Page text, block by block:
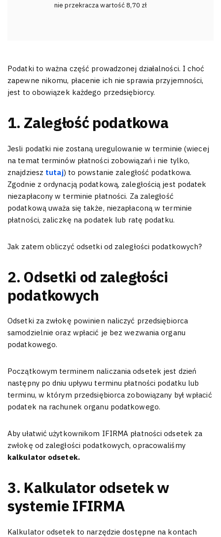
nie przekracza wartość 8,70 zł
Podatki to ważna część prowadzonej działalności. I choć
zapewne nikomu, płacenie ich nie sprawia przyjemności,
jest to obowiązek każdego przedsiębiorcy.
1. Zaległość podatkowa
Jesli podatki nie zostaną uregulowanie w terminie (wiecej
na temat terminów płatności zobowiązań i nie tylko,
znajdziesz tutaj) to powstanie zaległość podatkowa.
Zgodnie z ordynacją podatkową, zaległością jest podatek
niezapłacony w terminie płatności. Za zaległość
podatkową uważa się także, niezapłaconą w terminie
płatności, zaliczkę na podatek lub ratę podatku.
Jak zatem obliczyć odsetki od zaległości podatkowych?
2. Odsetki od zaległości
podatkowych
Odsetki za zwłokę powinien naliczyć przedsiębiorca
samodzielnie oraz wpłacić je bez wezwania organu
podatkowego.
Początkowym terminem naliczania odsetek jest dzień
następny po dniu upływu terminu płatności podatku lub
terminu, w którym przedsiębiorca zobowiązany był wpłacić
podatek na rachunek organu podatkowego.
Aby ułatwić użytkownikom IFIRMA płatności odsetek za
zwłokę od zaległości podatkowych, opracowaliśmy
kalkulator odsetek.
3. Kalkulator odsetek w
systemie IFIRMA
Kalkulator odsetek to narzędzie dostępne na kontach